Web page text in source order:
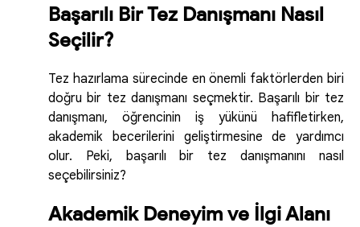
Başarılı Bir Tez Danışmanı Nasıl
Seçilir?
Tez hazırlama sürecinde en önemli faktörlerden biri
doğru bir tez danışmanı seçmektir. Başarılı bir tez
danışmanı, öğrencinin iş yükünü hafifletirken,
akademik becerilerini geliştirmesine de yardımcı
olur. Peki, başarılı bir tez danışmanını nasıl
seçebilirsiniz?
Akademik Deneyim ve İlgi Alanı